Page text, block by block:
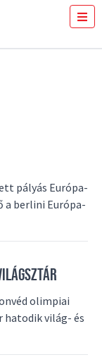
JEGYVÁSÁRLÁS
GALÉRIA
TÁMOGATÓK
pályás Európa-
a berlini Európa-
olimpiai
hatodik világ- és